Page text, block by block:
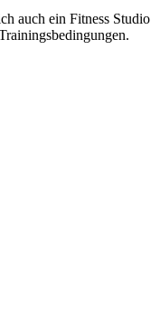
auch ein Fitness Studio